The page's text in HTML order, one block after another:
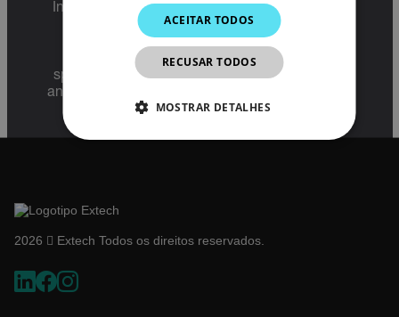
International Traffic in Arms Regulations (ITAR)
(22 C.F.R. Sections 120-130) or the Export
Sections 730-774) depending upon
specifications for the final product; jurisdiction
and classification will be provided upon request.
2026  Extech Todos os direitos reservados.
KOREAN
JAPANESE
CHINESE
ACEITAR TODOS
RECUSAR TODOS
MOSTRAR DETALHES